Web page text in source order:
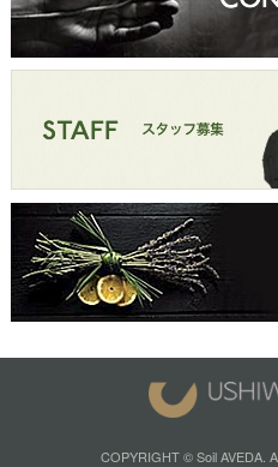
COPYRIGHT © Soil AVEDA.